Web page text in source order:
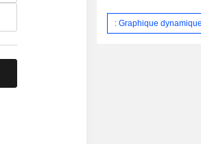
: Graphique dynamique